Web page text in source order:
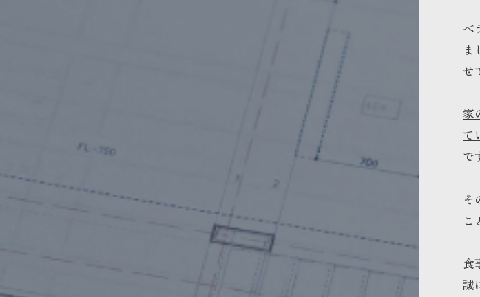
ベ
せ
家
て
で
そ
こ
食
誠